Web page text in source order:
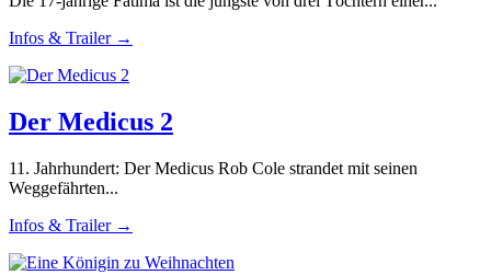
Infos & Trailer →
Der Medicus 2
11. Jahrhundert: Der Medicus Rob Cole strandet mit seinen
Weggefährten...
Infos & Trailer →